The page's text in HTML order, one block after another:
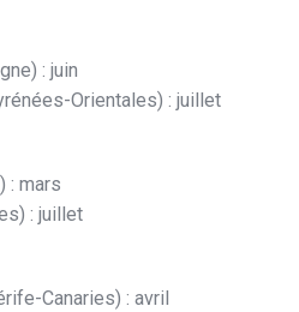
: juin
Orientales) : juillet
: mars
: juillet
Canaries) : avril